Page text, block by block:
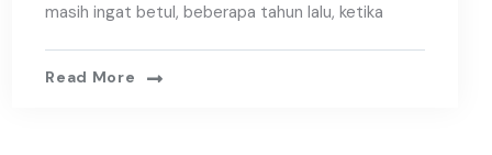
masih ingat betul, beberapa tahun lalu, ketika
Read More